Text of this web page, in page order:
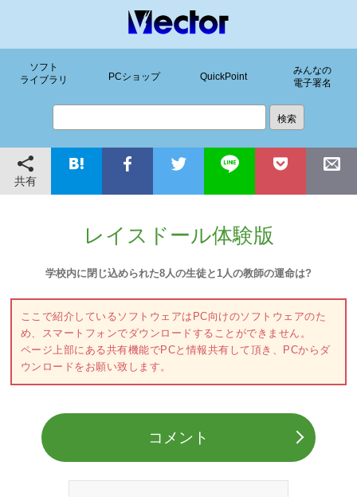
ソフト
ライブラリ
PCショップ QuickPoint
みんなの
電子署名
共有
レイスドール体験版
学校内に閉じ込められた8人の生徒と1人の教師の運命は?
ここで紹介しているソフトウェアはPC向けのソフトウェアのた
め、スマートフォンでダウンロードすることができません。
ページ上部にある共有機能でPCと情報共有して頂き、PCからダ
ウンロードをお願い致します。
コメント